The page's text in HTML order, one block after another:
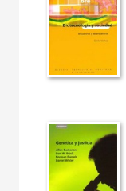
Arqueología
Arte contemporáneo
Básica de Bolsillo 
Ciencia,
Diccionarios